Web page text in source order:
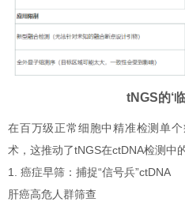
tNGS的‘
在百万级正常细胞中精准检测单
术，这推动了tNGS在ctDNA检测中
1. 癌症早筛：捕捉“信号兵”ctDNA
肝癌高危人群筛查